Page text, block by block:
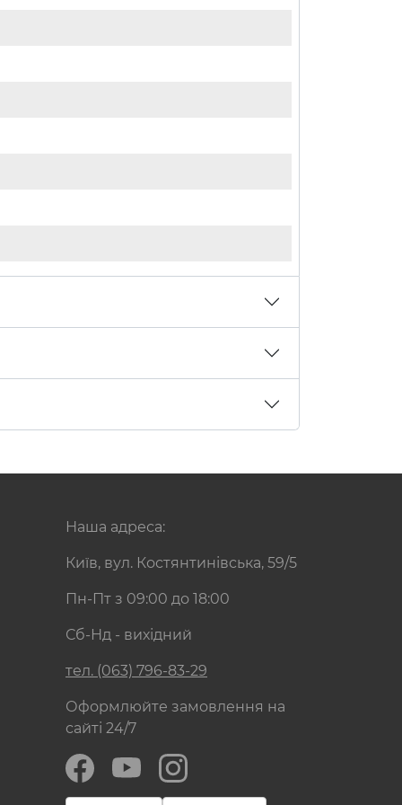
Наша адреса:
Київ, вул. Костянтинівська, 59/5
Пн-Пт з 09:00 до 18:00
Сб-Нд - вихідний
тел. (063) 796-83-29
Оформлюйте замовлення на
сайті 24/7